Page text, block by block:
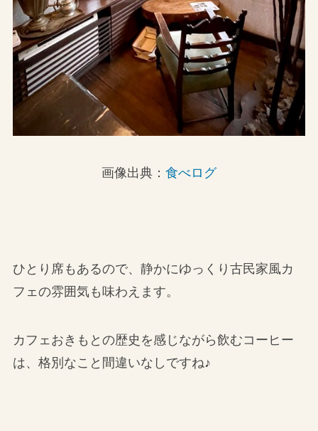
画像出典： 食べログ
ひとり席もあるので、静かにゆっくり古民家風カ
フェの雰囲気も味わえます。
カフェおきもとの歴史を感じながら飲むコーヒー
は、格別なこと間違いなしですね♪